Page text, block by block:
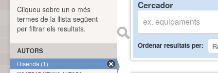
Cercador
Ordenar resultats per
Cliqueu sobre un o més
termes de la llista següent
per filtrar els resultats.
AUTORS
Hisenda (1)